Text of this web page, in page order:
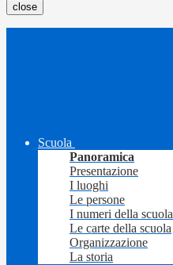
close
Scuola
Panoramica
Presentazione
I luoghi
Le persone
I numeri della scuola
Le carte della scuola
Organizzazione
La storia